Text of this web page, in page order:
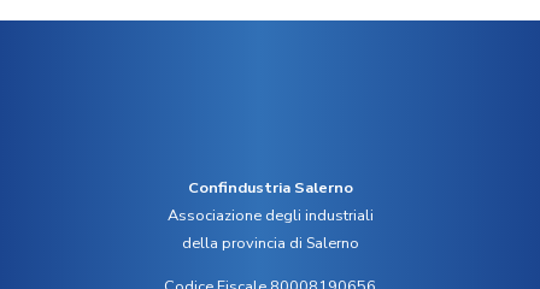
Confindustria Salerno
Associazione degli industriali
della provincia di Salerno